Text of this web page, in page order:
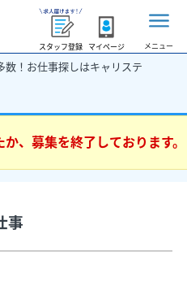
スタッフ登録 マイページ メニュー
数！お仕事探しはキャリステ
、募集を終了しております。
事